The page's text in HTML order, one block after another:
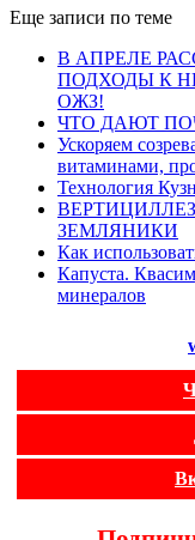
Еще записи по теме
В АПРЕЛЕ
ПОДХОДЫ К
ОЖЗ!
ЧТО ДАЮТ
Ускоряем
витаминами,
Технология
ЗЕМЛЯНИКИ
Как
Капуста.
минералов